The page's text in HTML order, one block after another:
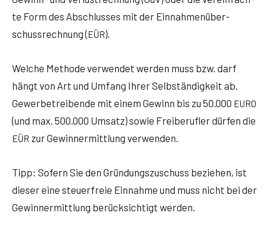
te Form des Abschlus­ses mit der Ein­nah­men­über­
schuss­rech­nung (EÜR).
Wel­che Metho­de ver­wen­det wer­den muss bzw. darf
hängt von Art und Umfang Ihrer Selb­stän­dig­keit ab.
Gewer­be­trei­ben­de mit einem Gewinn bis zu 50.000 EURO
(und max. 500.000 Umsatz) sowie Frei­be­ruf­ler dür­fen die
EÜR zur Gewinn­ermitt­lung verwenden.
Tipp: Sofern Sie den Grün­dungs­zu­schuss bezie­hen, ist
die­ser eine steu­er­freie Ein­nah­me und muss nicht bei der
Gewinn­ermitt­lung berück­sich­tigt werden.